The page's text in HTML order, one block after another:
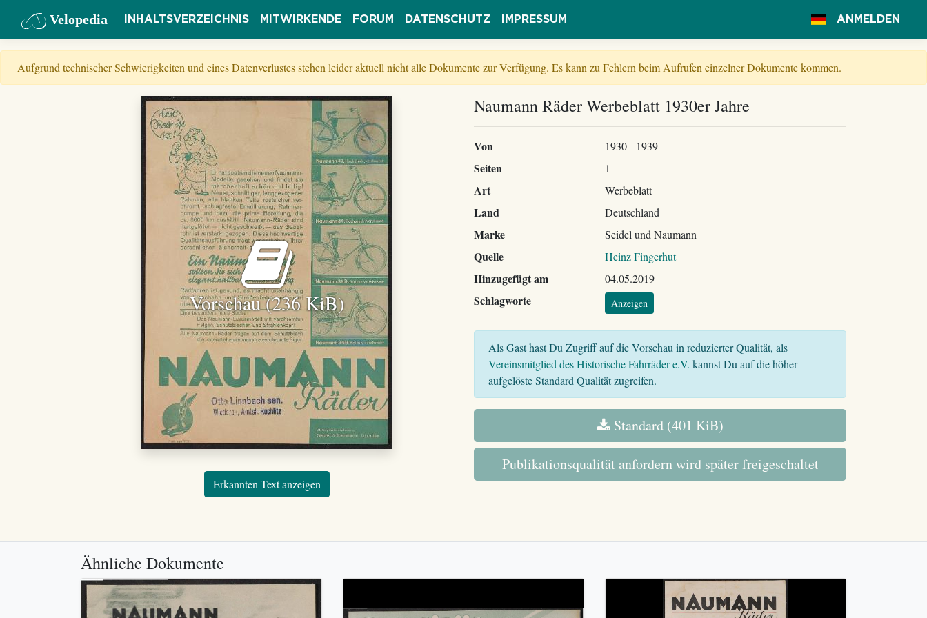
Velopedia INHALTSVERZEICHNIS MITWIRKENDE FORUM DATENSCHUTZ IMPRESSUM ANMELDEN
Aufgrund technischer Schwierigkeiten und eines Datenverlustes stehen leider aktuell nicht alle Dokumente zur Verfügung. Es kann zu Fehlern beim Aufrufen einzelner Dokumente kommen.
Vorschau (236 KiB)
Erkannten Text anzeigen
Naumann Räder Werbeblatt 1930er Jahre
Von 1930 - 1939
Seiten 1
Art Werbeblatt
Land Deutschland
Marke Seidel und Naumann
Quelle Heinz Fingerhut
Hinzugefügt am 04.05.2019
Schlagworte Anzeigen
Als Gast hast Du Zugriff auf die Vorschau in reduzierter Qualität, als
Vereinsmitglied des Historische Fahrräder e.V. kannst Du auf die höher
aufgelöste Standard Qualität zugreifen.
Standard (401 KiB)
Publikationsqualität anfordern wird später freigeschaltet
Ähnliche Dokumente